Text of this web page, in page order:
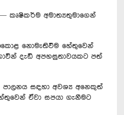
කෘෂිකර්ම අමාත්‍යතුමාගෙන්
නොමැතිවීම හේතුවෙන්
දැඩි අපහසුතාවයකට පත්
සඳහා අවශ්‍ය අනෙකුත්
ඒවා සපයා ගැනීමට